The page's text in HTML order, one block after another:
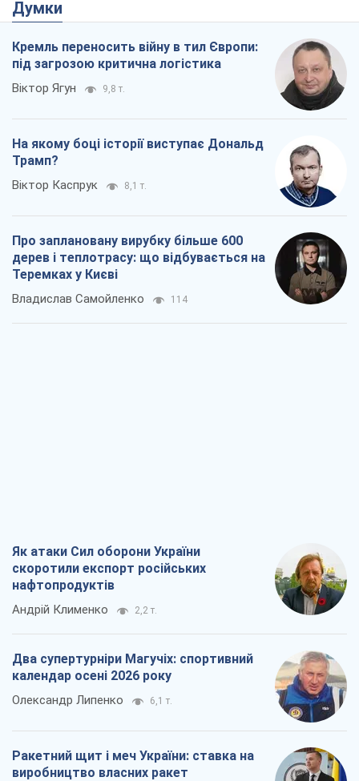
Думки
Кремль переносить війну в тил Європи:
під загрозою критична логістика
Віктор Ягун 9,8 т.
На якому боці історії виступає Дональд
Трамп?
Віктор Каспрук 8,1 т.
Про заплановану вирубку більше 600
дерев і теплотрасу: що відбувається на
Теремках у Києві
Владислав Самойленко 114
Як атаки Сил оборони України
скоротили експорт російських
нафтопродуктів
Андрій Клименко 2,2 т.
Два супертурніри Магучіх: спортивний
календар осені 2026 року
Олександр Липенко 6,1 т.
Ракетний щит і меч України: ставка на
виробництво власних ракет